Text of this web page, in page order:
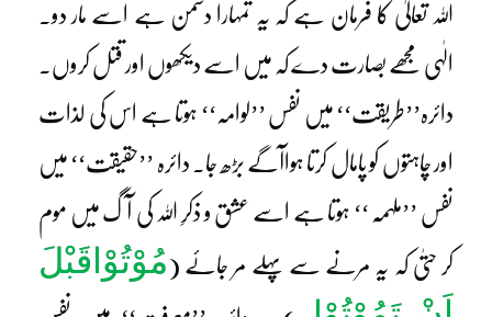
اللہ تعالیٰ کا فرمان ہے کہ یہ تمہارا دشمن ہے اسے مار دو۔
الٰہی مجھے بصارت دے کہ میں اسے دیکھوں اور قتل کروں۔
دائرہ’’طریقت‘‘ میں نفس ’’لوامہ‘‘ ہوتا ہے اس کی لذات
اور چاہتوں کو پامال کرتا ہواآگے بڑھ جا۔ دائرہ ’’حقیقت‘‘ میں
نفس ’’ملہمّہ ‘‘ ہوتا ہے اسے عشق و ذکرِ اللہ کی آگ میں موم
کر حتیٰ کہ یہ مرنے سے پہلے مر جائے ( مُوْتُوْاقَبْلَ